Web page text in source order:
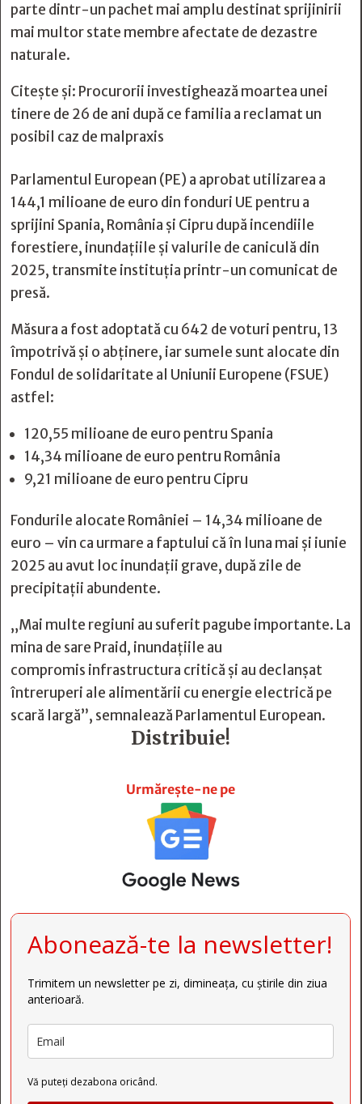
parte dintr-un pachet mai amplu destinat sprijinirii
mai multor state membre afectate de dezastre
naturale.
Citește și: Procurorii investighează moartea unei
tinere de 26 de ani după ce familia a reclamat un
posibil caz de malpraxis
Parlamentul European (PE) a aprobat utilizarea a
144,1 milioane de euro din fonduri UE pentru a
sprijini Spania, România și Cipru după incendiile
forestiere, inundațiile și valurile de caniculă din
2025, transmite instituția printr-un comunicat de
presă.
Măsura a fost adoptată cu 642 de voturi pentru, 13
împotrivă și o abținere, iar sumele sunt alocate din
Fondul de solidaritate al Uniunii Europene (FSUE)
astfel:
120,55 milioane de euro pentru Spania
14,34 milioane de euro pentru România
9,21 milioane de euro pentru Cipru
Fondurile alocate României – 14,34 milioane de
euro – vin ca urmare a faptului că în luna mai și iunie
2025 au avut loc inundații grave, după zile de
precipitații abundente.
„Mai multe regiuni au suferit pagube importante. La
mina de sare Praid, inundațiile au
compromis infrastructura critică și au declanșat
întreruperi ale alimentării cu energie electrică pe
scară largă”, semnalează Parlamentul European.
Distribuie!
Urmărește-ne pe
Abonează-te la newsletter!
Trimitem un newsletter pe zi, dimineața, cu știrile din ziua
anterioară.
Vă puteți dezabona oricând.